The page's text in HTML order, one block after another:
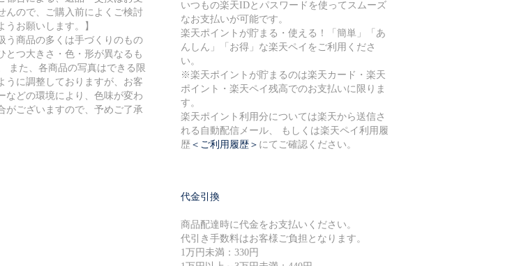
んので、ご購入前によくご検討
うお願いします。】
う商品の多くは手づくりのもの
とつ大きさ・色・形が異なるも
また、各商品の写真はできる限
うに調整しておりますが、お客
などの環境により、色味が変わ
がございますので、予めご了承
いつもの楽天IDとパスワードを使ってスムーズ
なお支払いが可能です。
楽天ポイントが貯まる・使える！「簡単」「あ
んしん」「お得」な楽天ペイをご利用くださ
い。
※楽天ポイントが貯まるのは楽天カード・楽天
ポイント・楽天ペイ残高でのお支払いに限りま
す。
楽天ポイント利用分については楽天から送信さ
れる自動配信メール、 もしくは楽天ペイ利用履
歴 ＜ご利用履歴＞ にてご確認ください。
代金引換
商品配達時に代金をお支払いください。
代引き手数料はお客様ご負担となります。
1万円未満：330円